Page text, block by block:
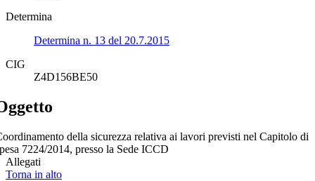
Determina
Determina n. 13 del 20.7.2015
CIG
Z4D156BE50
della sicurezza relativa ai lavori previsti nel Capitolo di
7224/2014, presso la Sede ICCD
Allegati
Torna in alto